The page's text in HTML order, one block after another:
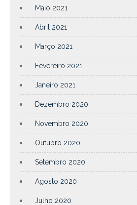
Maio 2021
Abril 2021
Março 2021
Fevereiro 2021
Janeiro 2021
Dezembro 2020
Novembro 2020
Outubro 2020
Setembro 2020
Agosto 2020
Julho 2020